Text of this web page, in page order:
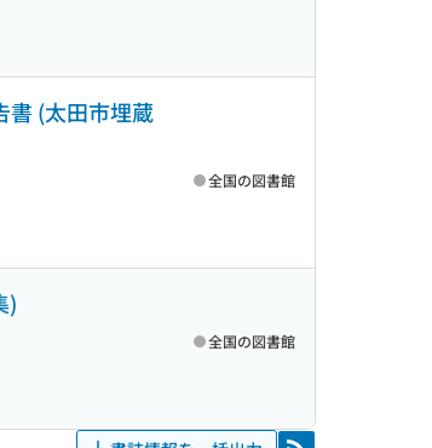
書 (太田市埋蔵
全国の図書館
)
全国の図書館